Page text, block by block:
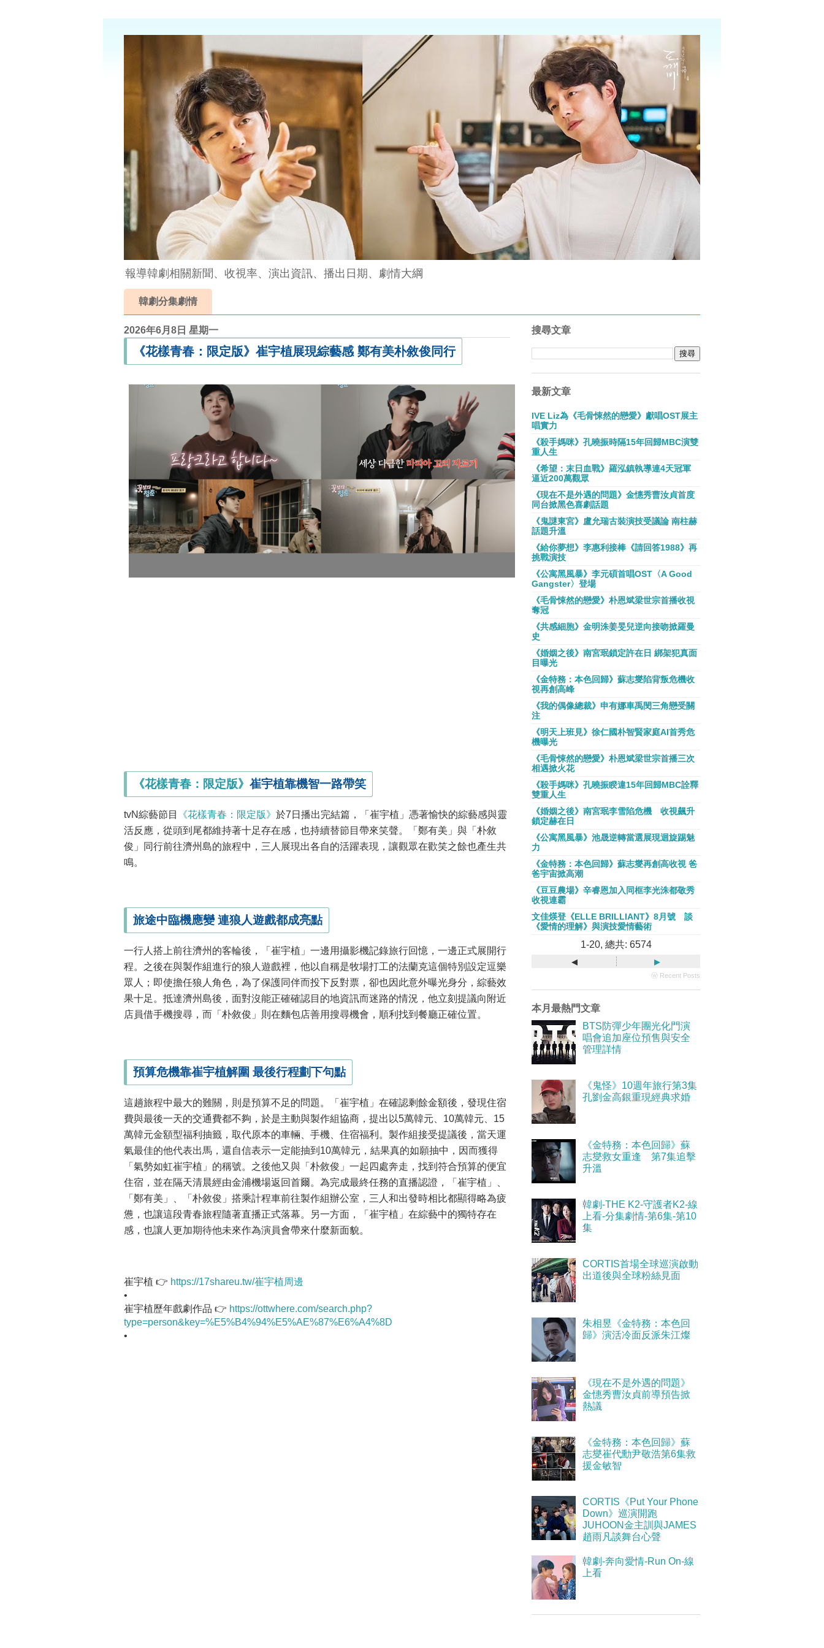
報導韓劇相關新聞、收視率、演出資訊、播出日期、劇情大綱
韓劇分集劇情
2026年6月8日 星期一
《花樣青春：限定版》崔宇植展現綜藝感 鄭有美朴敘俊同行
《花樣青春：限定版》 崔宇植靠機智一路帶笑
tvN綜藝節目 《花樣青春：限定版》 於7日播出完結篇，「崔宇植」憑著愉快的綜藝感與靈
活反應，從頭到尾都維持著十足存在感，也持續替節目帶來笑聲。「鄭有美」與「朴敘
俊」同行前往濟州島的旅程中，三人展現出各自的活躍表現，讓觀眾在歡笑之餘也產生共
鳴。
旅途中臨機應變 連狼人遊戲都成亮點
一行人搭上前往濟州的客輪後，「崔宇植」一邊用攝影機記錄旅行回憶，一邊正式展開行
程。之後在與製作組進行的狼人遊戲裡，他以自稱是牧場打工的法蘭克這個特別設定逗樂
眾人；即使擔任狼人角色，為了保護同伴而投下反對票，卻也因此意外曝光身分，綜藝效
果十足。抵達濟州島後，面對沒能正確確認目的地資訊而迷路的情況，他立刻提議向附近
店員借手機搜尋，而「朴敘俊」則在麵包店善用搜尋機會，順利找到餐廳正確位置。
預算危機靠崔宇植解圍 最後行程劃下句點
這趟旅程中最大的難關，則是預算不足的問題。「崔宇植」在確認剩餘金額後，發現住宿
費與最後一天的交通費都不夠，於是主動與製作組協商，提出以5萬韓元、10萬韓元、15
萬韓元金額型福利抽籤，取代原本的車輛、手機、住宿福利。製作組接受提議後，當天運
氣最佳的他代表出馬，還自信表示一定能抽到10萬韓元，結果真的如願抽中，因而獲得
「氣勢如虹崔宇植」的稱號。之後他又與「朴敘俊」一起四處奔走，找到符合預算的便宜
住宿，並在隔天清晨經由金浦機場返回首爾。為完成最終任務的直播認證，「崔宇植」、
「鄭有美」、「朴敘俊」搭乘計程車前往製作組辦公室，三人和出發時相比都顯得略為疲
憊，也讓這段青春旅程隨著直播正式落幕。另一方面，「崔宇植」在綜藝中的獨特存在
感，也讓人更加期待他未來作為演員會帶來什麼新面貌。
崔宇植 👉 https://17shareu.tw/崔宇植周邊
•
崔宇植歷年戲劇作品 👉 https://ottwhere.com/search.php?
type=person&key=%E5%B4%94%E5%AE%87%E6%A4%8D
•
搜尋文章
最新文章
IVE Liz為《毛骨悚然的戀愛》獻唱OST展主
唱實力
《殺手媽咪》孔曉振時隔15年回歸MBC演雙
重人生
《希望：末日血戰》羅泓鎮執導連4天冠軍
逼近200萬觀眾
《現在不是外遇的問題》金憓秀曹汝貞首度
同台掀黑色喜劇話題
《鬼謎東宮》盧允瑞古裝演技受議論 南柱赫
話題升溫
《給你夢想》李惠利接棒《請回答1988》再
挑戰演技
《公寓黑風暴》李元碩首唱OST〈A Good
Gangster〉登場
《毛骨悚然的戀愛》朴恩斌梁世宗首播收視
奪冠
《共感細胞》金明洙姜旻兒逆向接吻掀羅曼
史
《婚姻之後》南宮珉鎖定許在日 綁架犯真面
目曝光
《金特務：本色回歸》蘇志燮陷背叛危機收
視再創高峰
《我的偶像總裁》申有娜車禹閔三角戀受關
注
《明天上班見》徐仁國朴智賢家庭AI首秀危
機曝光
《毛骨悚然的戀愛》朴恩斌梁世宗首播三次
相遇掀火花
《殺手媽咪》孔曉振睽違15年回歸MBC詮釋
雙重人生
《婚姻之後》南宮珉李雪陷危機 收視飆升
鎖定赫在日
《公寓黑風暴》池晟逆轉當選展現迴旋踢魅
力
《金特務：本色回歸》蘇志燮再創高收視 爸
爸宇宙掀高潮
《豆豆農場》辛睿恩加入同框李光洙都敬秀
收視連霸
文佳煐登《ELLE BRILLIANT》8月號 談
《愛情的理解》與演技愛情藝術
1-20, 總共: 6574
◂ ▸
ⓦ Recent Posts
本月最熱門文章
BTS防彈少年團光化門演
唱會追加座位預售與安全
管理詳情
《鬼怪》10週年旅行第3集
孔劉金高銀重現經典求婚
《金特務：本色回歸》蘇
志燮救女重逢 第7集追擊
升溫
韓劇-THE K2-守護者K2-線
上看-分集劇情-第6集-第10
集
CORTIS首場全球巡演啟動
出道後與全球粉絲見面
朱相昱《金特務：本色回
歸》演活冷面反派朱江燦
《現在不是外遇的問題》
金憓秀曹汝貞前導預告掀
熱議
《金特務：本色回歸》蘇
志燮崔代勳尹敬浩第6集救
援金敏智
CORTIS《Put Your Phone
Down》巡演開跑
JUHOON金主訓與JAMES
趙雨凡談舞台心聲
韓劇-奔向愛情-Run On-線
上看